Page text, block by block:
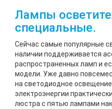
Лампы
специальные.
Сейчас самые популярные
наличии поддерживается
распространенных ламп и
модели. Уже давно
на светодиодное
электроэнергии
люстра с пятью лампами